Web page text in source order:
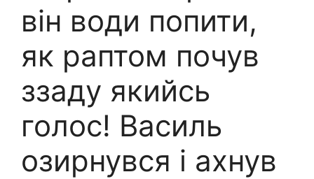
він води попити,
як раптом почув
ззаду якийсь
голос! Василь
озирнувся і ахнув